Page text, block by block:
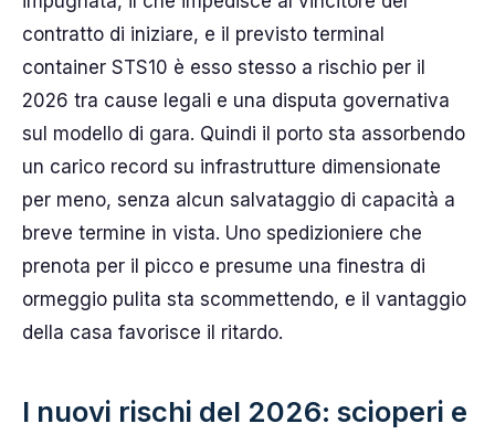
contratto di iniziare, e il previsto terminal
container STS10 è esso stesso a rischio per il
2026 tra cause legali e una disputa governativa
sul modello di gara. Quindi il porto sta assorbendo
un carico record su infrastrutture dimensionate
per meno, senza alcun salvataggio di capacità a
breve termine in vista. Uno spedizioniere che
prenota per il picco e presume una finestra di
ormeggio pulita sta scommettendo, e il vantaggio
della casa favorisce il ritardo.
I nuovi rischi del 2026: scioperi e